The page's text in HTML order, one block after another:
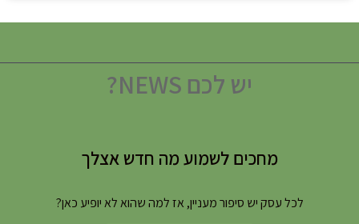
יש לכם NEWS?
מחכים לשמוע מה חדש אצלך
לכל עסק יש סיפור מעניין, אז למה שהוא לא יופיע כאן?